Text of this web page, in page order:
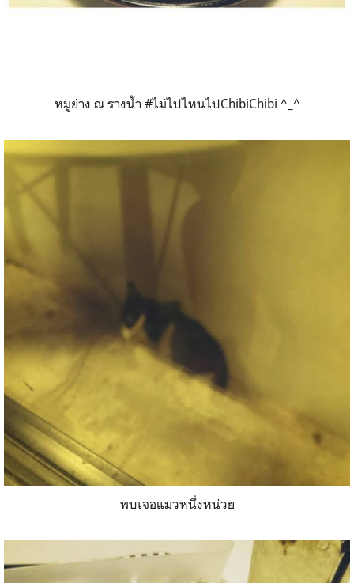
หมูย่าง ณ รางน้ำ #ไม่ไปไหนไปChibiChibi ^_^
พบเจอแมวหนึ่งหน่วย